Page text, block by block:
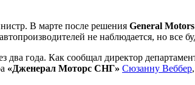
В марте после решения General Motors
не наблюдается, но все
два года. Как сообщал директор
«Дженерал Моторс СНГ» Сюзанну Веббер